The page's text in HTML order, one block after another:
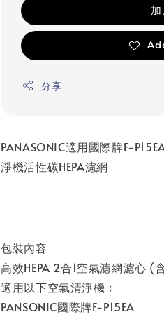
分享
PANASONIC適用國際牌F-
淨機活性碳HEPA濾網
包裝內容
高效HEPA 2合1空氣濾網濾心 (
適用以下空氣清淨機﹕
PANSONIC國際牌F-P15EA